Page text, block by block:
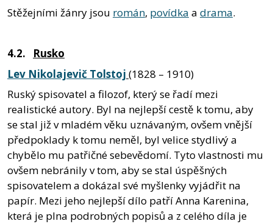
Stěžejními žánry jsou román, povídka a drama.
4.2. Rusko
Lev Nikolajevič Tolstoj (1828 – 1910)
Ruský spisovatel a filozof, který se řadí mezi
realistické autory. Byl na nejlepší cestě k tomu, aby
se stal již v mladém věku uznávaným, ovšem vnější
předpoklady k tomu neměl, byl velice stydlivý a
chybělo mu patřičné sebevědomí. Tyto vlastnosti mu
ovšem nebránily v tom, aby se stal úspěšných
spisovatelem a dokázal své myšlenky vyjádřit na
papír. Mezi jeho nejlepší dílo patří Anna Karenina,
která je plna podrobných popisů a z celého díla je